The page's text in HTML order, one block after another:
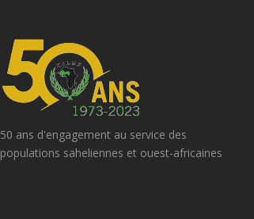
50 ans d'engagement au service des
populations saheliennes et ouest-africaines